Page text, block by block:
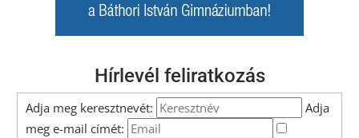
Hírlevél feliratkozás
Adja meg keresztnevét:
Adja
meg e-mail címét: